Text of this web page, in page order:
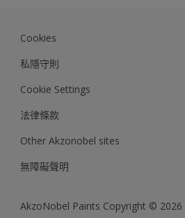
Cookies
私隱守則
Cookie Settings
法律條款
Other Akzonobel sites
無障礙聲明
AkzoNobel Paints Copyright © 2026